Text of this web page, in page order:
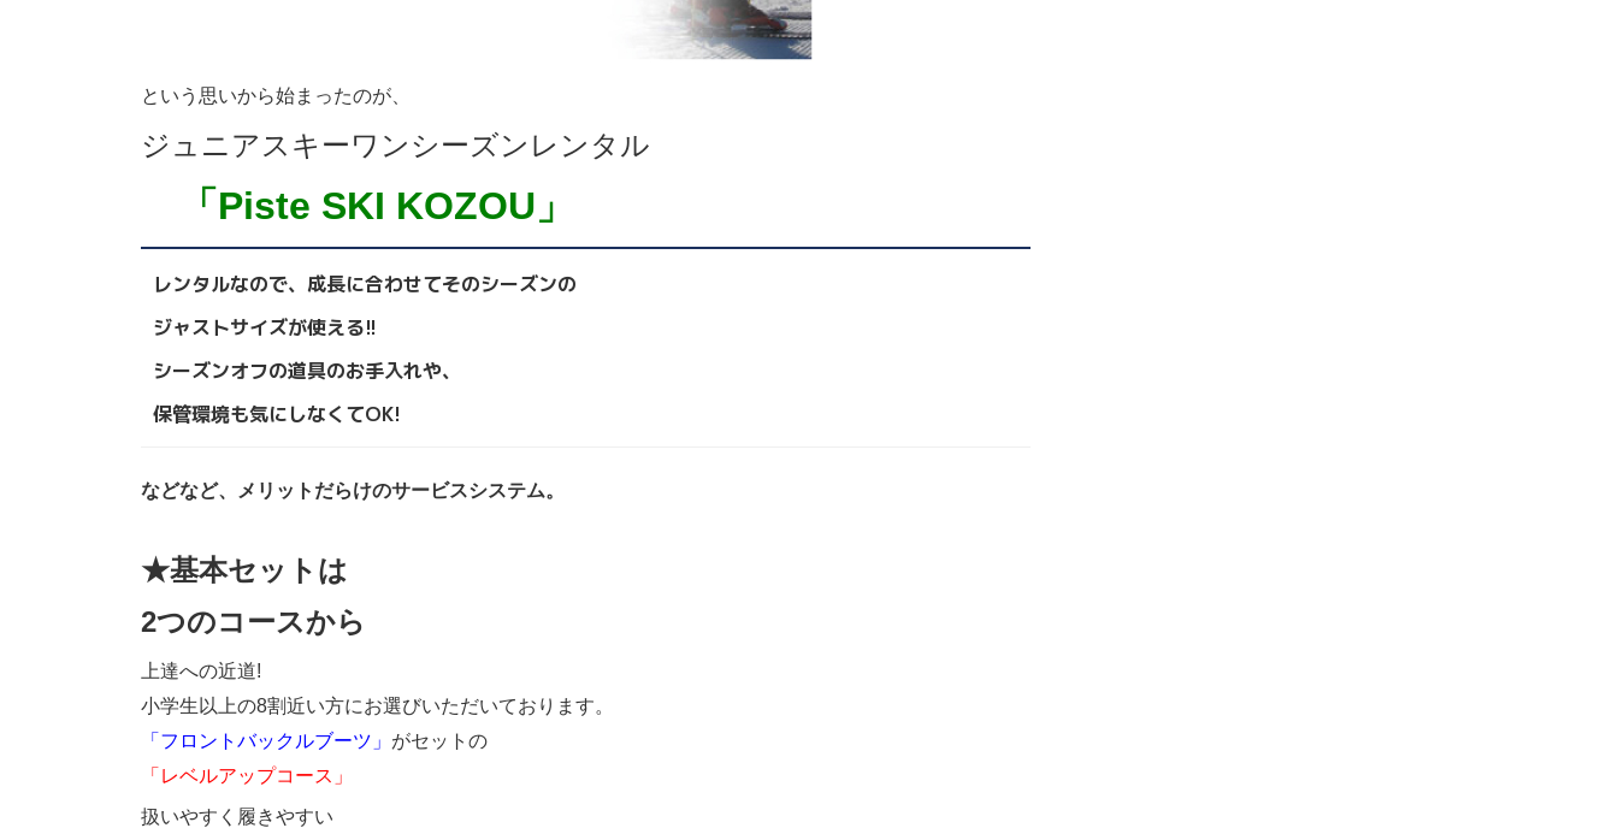
という思いから始まったのが、
ジュニアスキーワンシーズンレンタル
「Piste SKI KOZOU」
レンタルなので、成長に合わせてそのシーズンの
ジャストサイズが使える!!
シーズンオフの道具のお手入れや、
保管環境も気にしなくてOK!
などなど、メリットだらけのサービスシステム。
★基本セットは
2つのコースから
上達への近道!
小学生以上の8割近い方にお選びいただいております。
「フロントバックルブーツ」 がセットの
「レベルアップコース」
扱いやすく履きやすい